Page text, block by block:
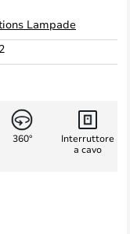
Lampade
360°
Interruttore
a cavo